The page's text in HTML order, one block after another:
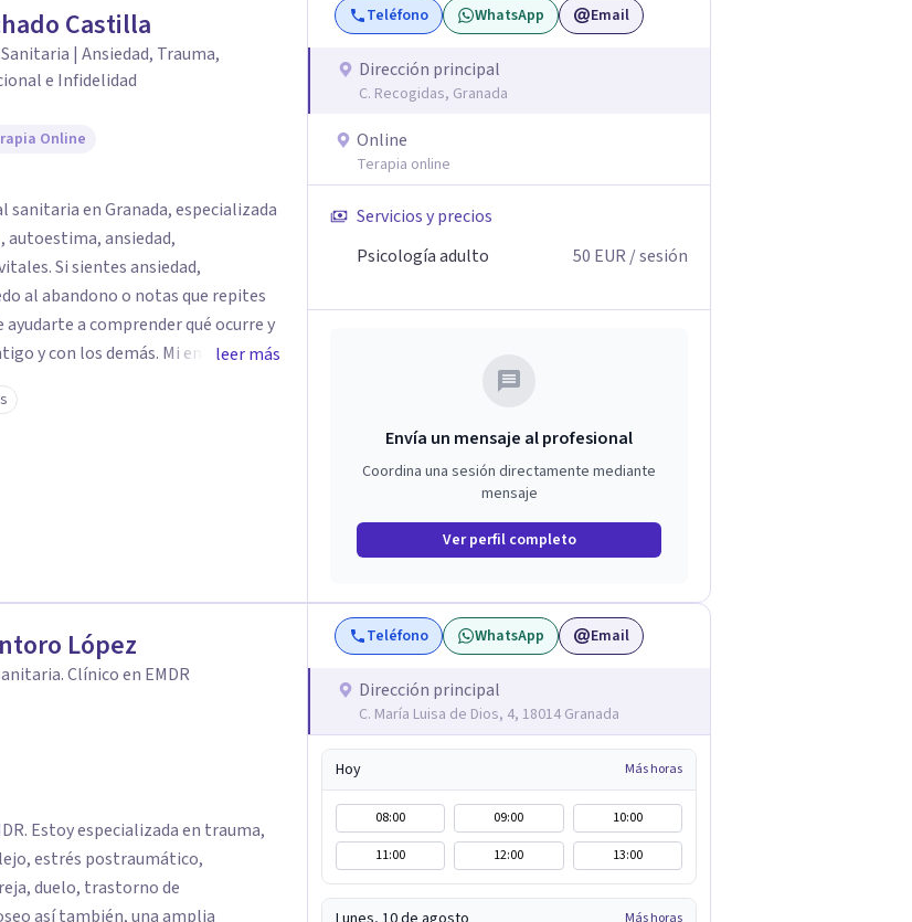
Castilla
| Ansiedad, Trauma,
e Infidelidad
Online
sanitaria en Granada, especializada
autoestima, ansiedad,
al abandono o notas que repites
a comprender qué ocurre y
demás. Mi enfoque es
Trabajo con herramientas que
y, al mismo tiempo, aprender
leer más
Teléfono WhatsApp Email
Dirección principal
C. Recogidas, Granada
Online
Terapia online
Servicios y precios
Psicología adulto
50 EUR / sesión
Envía un mensaje al profesional
Coordina una sesión directamente mediante
mensaje
Ver perfil completo
López
Clínico en EMDR
Estoy especializada en trauma,
estrés postraumático,
de
Teléfono WhatsApp Email
Dirección principal
C. María Luisa de Dios, 4, 18014 Granada
Hoy Más horas
08:00 09:00
10:00
11:00
12:00 13:00
Más horas